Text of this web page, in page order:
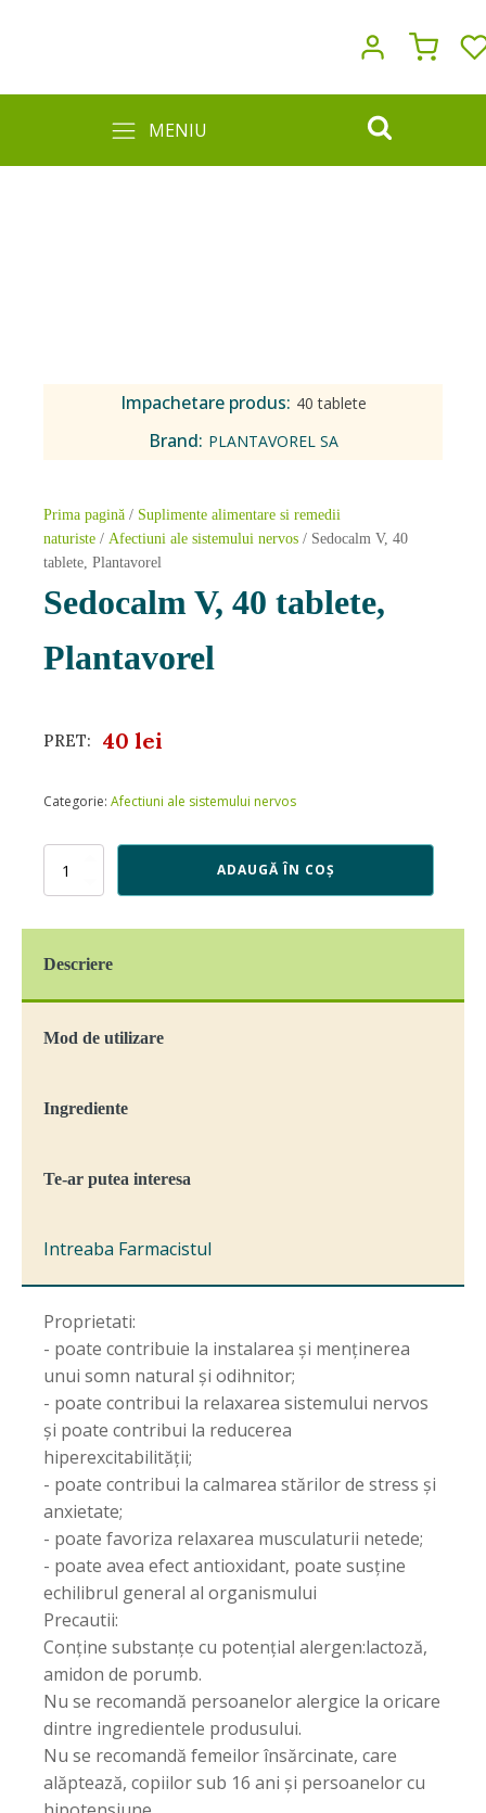
MENIU
Impachetare produs: 40 tablete
Brand: PLANTAVOREL SA
Prima pagină / Suplimente alimentare si remedii
naturiste / Afectiuni ale sistemului nervos / Sedocalm V, 40
tablete, Plantavorel
Sedocalm V, 40 tablete,
Plantavorel
PRET: 40 lei
Categorie: Afectiuni ale sistemului nervos
Cantitate
40
Plantavorel
ADAUGĂ ÎN COȘ
Descriere
Mod de utilizare
Ingrediente
Te-ar putea interesa
Intreaba Farmacistul
Proprietati:
- poate contribuie la instalarea și menținerea
unui somn natural și odihnitor;
- poate contribui la relaxarea sistemului nervos
și poate contribui la reducerea
hiperexcitabilității;
- poate contribui la calmarea stărilor de stress și
anxietate;
- poate favoriza relaxarea musculaturii netede;
- poate avea efect antioxidant, poate susține
echilibrul general al organismului
Precautii:
Conține substanțe cu potențial alergen:lactoză,
amidon de porumb.
Nu se recomandă persoanelor alergice la oricare
dintre ingredientele produsului.
Nu se recomandă femeilor însărcinate, care
alăptează, copiilor sub 16 ani și persoanelor cu